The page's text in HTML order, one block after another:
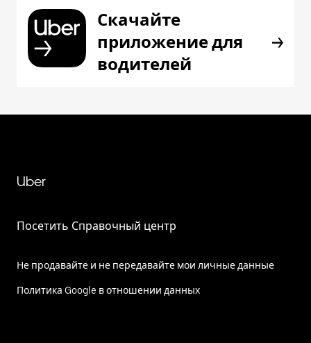
Скачайте
приложение для
водителей
Uber
Посетить Справочный центр
Не продавайте и не передавайте мои личные данные
Политика Google в отношении данных